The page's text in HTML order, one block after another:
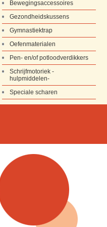
Bewegingsaccessoires
Gezondheidskussens
Gymnastiektrap
Oefenmaterialen
Pen- en/of potloodverdikkers
Schrijfmotoriek -
hulpmiddelen-
Speciale scharen